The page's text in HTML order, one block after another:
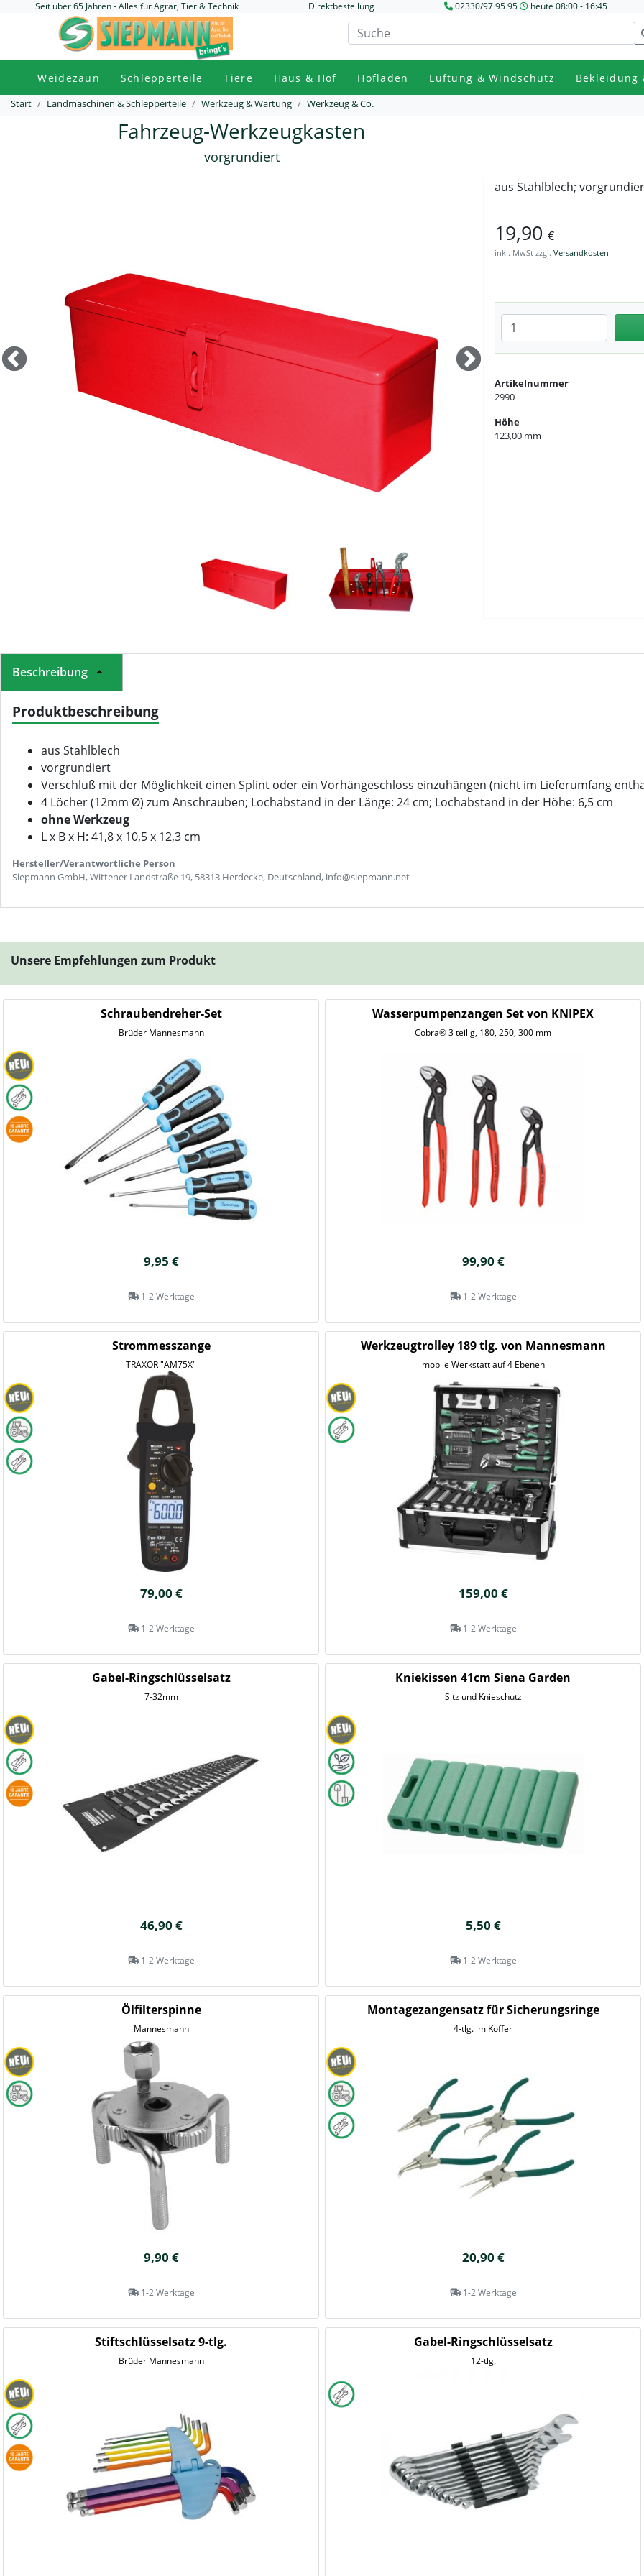
Seit über 65 Jahren - Alles für Agrar, Tier & Technik Direktbestellung 02330/97 95 95 heute 08:00 - 16:45
Weidezaun Schlepperteile Tiere Haus & Hof Hofladen Lüftung & Windschutz Bekleidung
Start Landmaschinen & Schlepperteile Werkzeug & Wartung Werkzeug & Co.
Fahrzeug-Werkzeugkasten
vorgrundiert
aus Stahlblech;
19,90 €
inkl. MwSt zzgl. Versandkosten
Anzahl eingeben
Artikelnummer
2990
Höhe
123,00 mm
Beschreibung
Produktbeschreibung
aus Stahlblech
vorgrundiert
Verschluß mit der Möglichkeit einen Splint oder ein Vorhängeschloss einzuhängen (nicht im Lieferumfang
4 Löcher (12mm Ø) zum Anschrauben; Lochabstand in der Länge: 24 cm; Lochabstand in der Höhe: 6,5 cm
ohne Werkzeug
L x B x H: 41,8 x 10,5 x 12,3 cm
Hersteller/Verantwortliche Person
Siepmann GmbH, Wittener Landstraße 19, 58313 Herdecke, Deutschland, info@siepmann.net
Unsere Empfehlungen zum Produkt
Schraubendreher-Set
Brüder Mannesmann
9,95 €
1-2 Werktage
Wasserpumpenzangen Set von KNIPEX
Cobra® 3 teilig, 180, 250, 300 mm
99,90 €
1-2 Werktage
Strommesszange
TRAXOR "AM75X"
79,00 €
1-2 Werktage
Werkzeugtrolley 189 tlg. von Mannesmann
mobile Werkstatt auf 4 Ebenen
159,00 €
1-2 Werktage
Gabel-Ringschlüsselsatz
7-32mm
46,90 €
1-2 Werktage
Kniekissen 41cm Siena Garden
Sitz und Knieschutz
5,50 €
1-2 Werktage
Ölfilterspinne
Mannesmann
9,90 €
1-2 Werktage
Montagezangensatz für Sicherungsringe
4-tlg. im Koffer
20,90 €
1-2 Werktage
Stiftschlüsselsatz 9-tlg.
Brüder Mannesmann
Gabel-Ringschlüsselsatz
12-tlg.